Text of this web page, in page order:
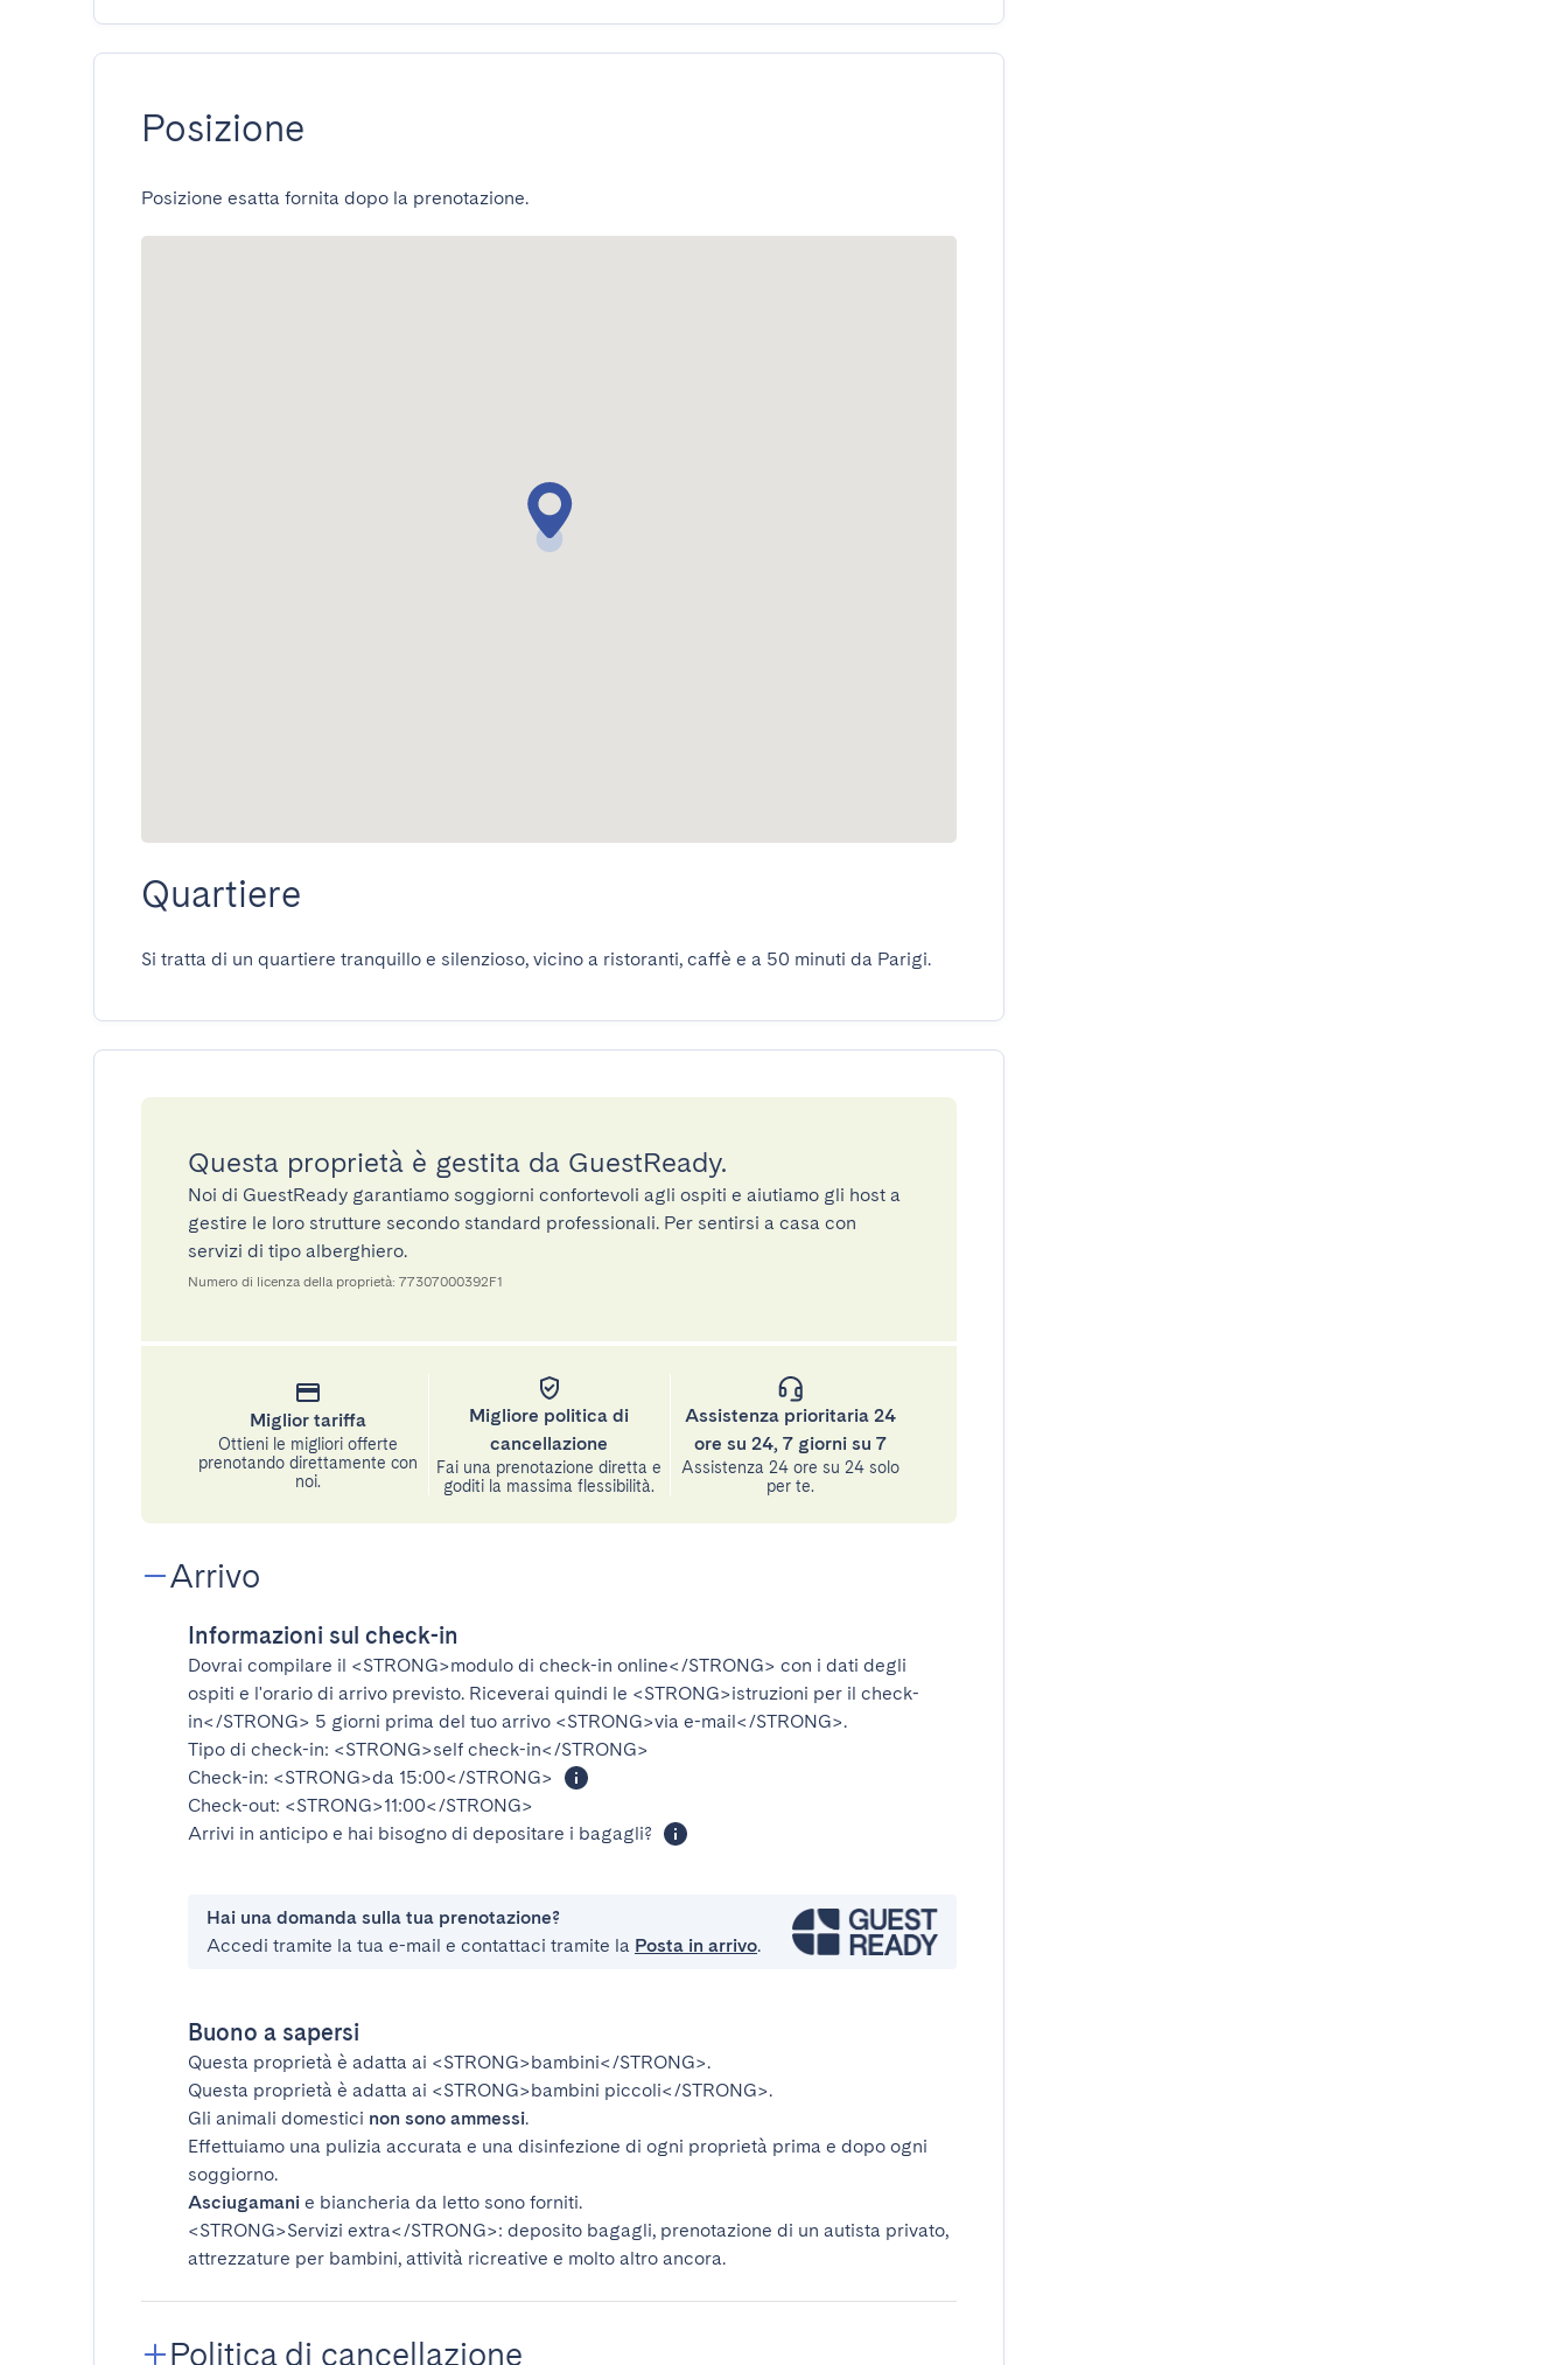
Posizione
Posizione esatta fornita dopo la prenotazione.
Quartiere
Si tratta di un quartiere tranquillo e silenzioso, vicino a ristoranti, caffè e a 50 minuti da Parigi.
Questa proprietà è gestita da GuestReady.
Noi di GuestReady garantiamo soggiorni confortevoli agli ospiti e aiutiamo gli host a
gestire le loro strutture secondo standard professionali. Per sentirsi a casa con
servizi di tipo alberghiero.
Numero di licenza della proprietà: 77307000392F1
Miglior tariffa
Ottieni le migliori offerte
prenotando direttamente con
noi.
Migliore politica di
cancellazione
Fai una prenotazione diretta e
goditi la massima flessibilità.
Assistenza prioritaria 24
ore su 24, 7 giorni su 7
Assistenza 24 ore su 24 solo
per te.
Arrivo
Informazioni sul check-in
Dovrai compilare il <STRONG>modulo di check-in online</STRONG> con i dati degli
ospiti e l'orario di arrivo previsto. Riceverai quindi le <STRONG>istruzioni per il check-
in</STRONG> 5 giorni prima del tuo arrivo <STRONG>via e-mail</STRONG>.
Tipo di check-in: <STRONG>self check-in</STRONG>
Check-in: <STRONG>da 15:00</STRONG>
Check-out: <STRONG>11:00</STRONG>
Arrivi in anticipo e hai bisogno di depositare i bagagli?
Hai una domanda sulla tua prenotazione?
Accedi tramite la tua e-mail e contattaci tramite la Posta in arrivo.
Buono a sapersi
Questa proprietà è adatta ai <STRONG>bambini</STRONG>.
Questa proprietà è adatta ai <STRONG>bambini piccoli</STRONG>.
Gli animali domestici non sono ammessi.
Effettuiamo una pulizia accurata e una disinfezione di ogni proprietà prima e dopo ogni
soggiorno.
Asciugamani e biancheria da letto sono forniti.
<STRONG>Servizi extra</STRONG>: deposito bagagli, prenotazione di un autista privato,
attrezzature per bambini, attività ricreative e molto altro ancora.
Politica di cancellazione